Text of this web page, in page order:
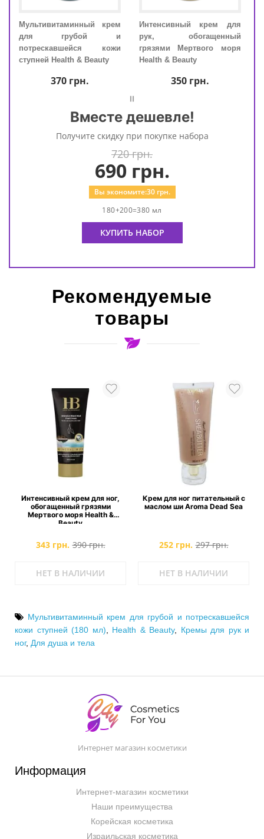
Мультивитаминный крем
для грубой и
потрескавшейся кожи
ступней Health & Beauty
370грн.
Интенсивный крем для
рук, обогащенный
грязями Мертвого моря
Health & Beauty
350грн.
=
Вместе дешевле!
Получите скидку при покупке набора
720 грн.
690грн.
Вы экономите:30грн.
180+200=380 мл
КУПИТЬ НАБОР
Рекомендуемые
товары
Интенсивный крем для ног,
обогащенный грязями
Мертвого моря Health &
Beauty
343 грн. 390 грн.
НЕТ В НАЛИЧИИ
Крем для ног питательный с
маслом ши Aroma Dead Sea
252 грн. 297 грн.
НЕТ В НАЛИЧИИ
Мультивитаминный крем для грубой и потрескавшейся
кожи ступней (180 мл)
Health & Beauty, Кремы для рук и
ног, Для душа и тела
Интернет магазин косметики
Информация
Интернет-магазин косметики
Наши преимущества
Корейская косметика
Израильская косметика